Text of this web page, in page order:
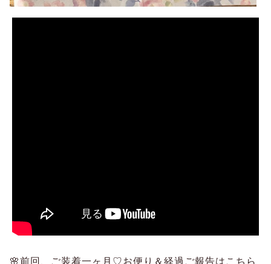
🌸前回、ご装着一ヶ月♡お便り＆経過ご報告はこちら